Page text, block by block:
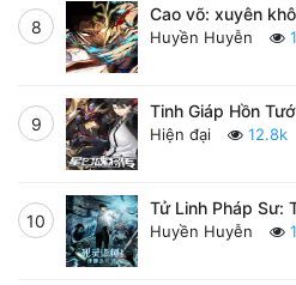
8
Cao võ: xuyên
Huyền Huyễn
9
Tinh Giáp Hồn
Hiện đại 12.8k
10
Tử Linh Pháp Sư:
Huyền Huyễn